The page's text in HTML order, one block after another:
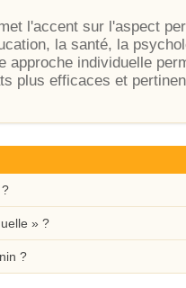
l'accent sur l'aspect
la santé, la
approche individuelle
plus efficaces et
» ?
?